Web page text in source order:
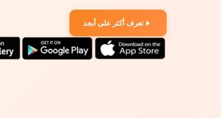
تعرف أكثر على أبجد